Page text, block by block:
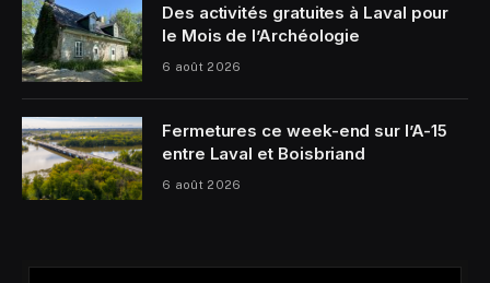
Des activités gratuites à Laval pour
le Mois de l’Archéologie
6 août 2026
Fermetures ce week-end sur l’A-15
entre Laval et Boisbriand
6 août 2026